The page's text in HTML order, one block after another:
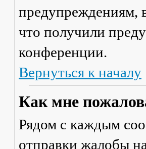
предупреждениям,
что получили
конференции.
Вернуться к началу
Как мне
Рядом с каждым
отправки жалобы